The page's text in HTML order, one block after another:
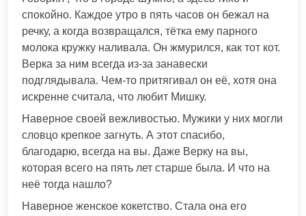
спокойно. Каждое утро в пять часов он бежал на
речку, а когда возвращался, тётка ему парного
молока кружку наливала. Он жмурился, как тот кот.
Верка за ним всегда из-за занавески
подглядывала. Чем-то притягивал он её, хотя она
искренне считала, что любит Мишку.
Наверное своей вежливостью. Мужики у них могли
словцо крепкое загнуть. А этот спасибо,
благодарю, всегда на вы. Даже Верку на вы,
которая всего на пять лет старше была. И что на
неё тогда нашло?
Наверное женское кокетство. Стала она его